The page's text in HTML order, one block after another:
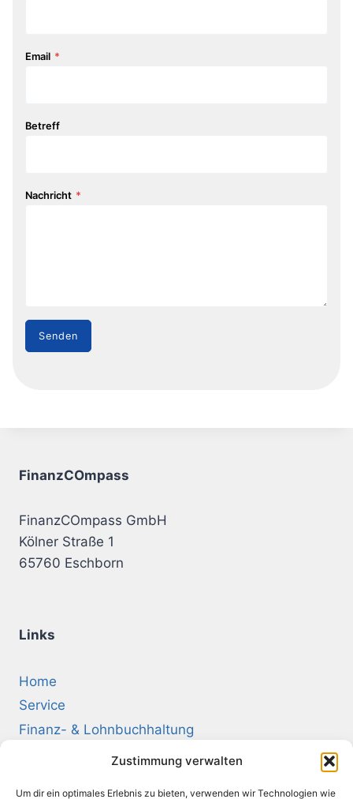
Zustimmung verwalten
Um dir ein optimales Erlebnis zu bieten, verwenden wir Technologien wie
Email *
Betreff
Nachricht *
Senden
FinanzCOmpass
FinanzCOmpass GmbH
Kölner Straße 1
65760 Eschborn
Links
Home
Service
Finanz- & Lohnbuchhaltung